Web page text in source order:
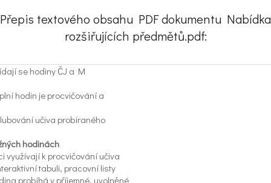
Přepis textového obsahu PDF dokumentu Nabídka
rozšiřujících předmětů.pdf:
se hodiny ČJ a M
hodin je procvičování a
učiva probíraného
hodinách
využívají k procvičování učiva
tabuli, pracovní listy
probíhá v příjemné, uvolněné